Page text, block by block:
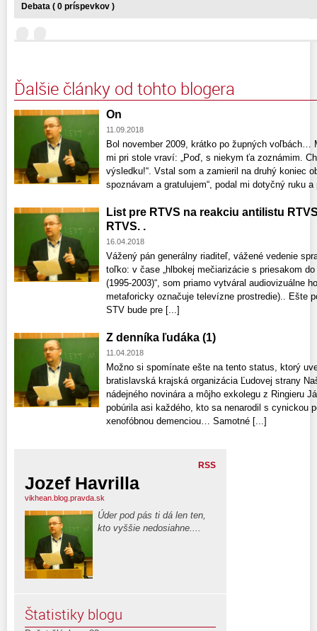
Debata ( 0 príspevkov )
Ďalšie články od tohto blogera
On
11.09.2018
Bol november 2009, krátko po župných voľbách…
mi pri stole vraví: „Poď, s niekym ťa zoznámim.
výsledku!“. Vstal som a zamieril na druhý koniec
spoznávam a gratulujem“, podal mi dotyčný ruku
List pre RTVS na reakciu antilistu
RTVS. .
16.04.2018
Vážený pán generálny riaditeľ, vážené vedenie
toľko: v čase „hlbokej mečiarizácie s priesakom
(1995-2003)“, som priamo vytváral audiovizuálne
metaforicky označuje televízne prostredie).. Ešte
STV bude pre [...]
Z denníka ľudáka (1)
11.04.2018
Možno si spomínate ešte na tento status, ktorý
bratislavská krajská organizácia Ľudovej strany
nádejného novinára a môjho exkolegu z Ringieru
pobúrila asi každého, kto sa nenarodil s cynickou
xenofóbnou demenciou… Samotné [...]
RSS
Jozef Havrilla
vikhean.blog.pravda.sk
Úder pod pás ti dá len ten,
kto vyššie nedosiahne....
Štatistiky blogu